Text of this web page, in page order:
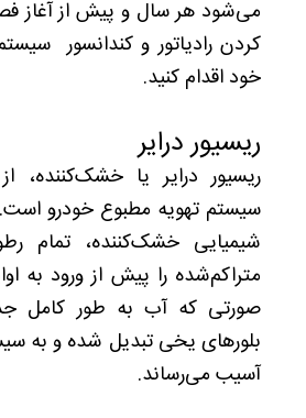
می‌شود هر سال و پیش از آغاز
کردن رادیاتور و کندانسور
خود اقدام کنید.
ریسیور درایر
ریسیور درایر یا خشک‌کننده،
سیستم تهویه مطبوع خودرو
شیمیایی خشک‌کننده، تمام
متراکم‌شده را پیش از ورود به
صورتی که آب به طور کامل
بلورهای یخی تبدیل شده و به
آسیب می‌رساند.